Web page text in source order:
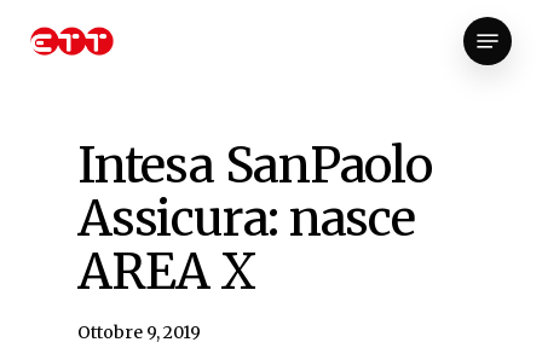
Menu
Intesa SanPaolo
Assicura: nasce
AREA X
Ottobre 9, 2019